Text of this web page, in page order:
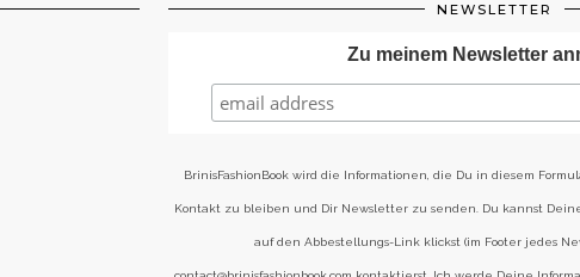
NEWSLETTER
Zu meinem Newsletter
BrinisFashionBook wird die Informationen, die Du in diesem
Kontakt zu bleiben und Dir Newsletter zu senden. Du kannst
auf den Abbestellungs-Link klickst (im Footer jedes